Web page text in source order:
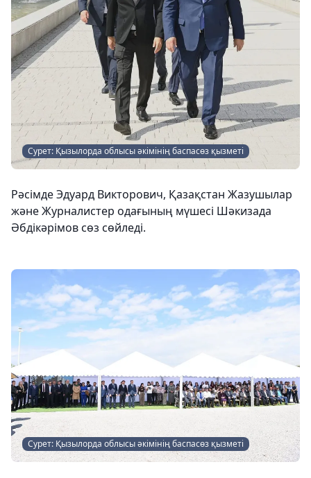
Сурет: Қызылорда облысы әкімінің баспасөз қызметі
Рәсімде Эдуард Викторович, Қазақстан Жазушылар
және Журналистер одағының мүшесі Шәкизада
Әбдікәрімов сөз сөйледі.
Сурет: Қызылорда облысы әкімінің баспасөз қызметі